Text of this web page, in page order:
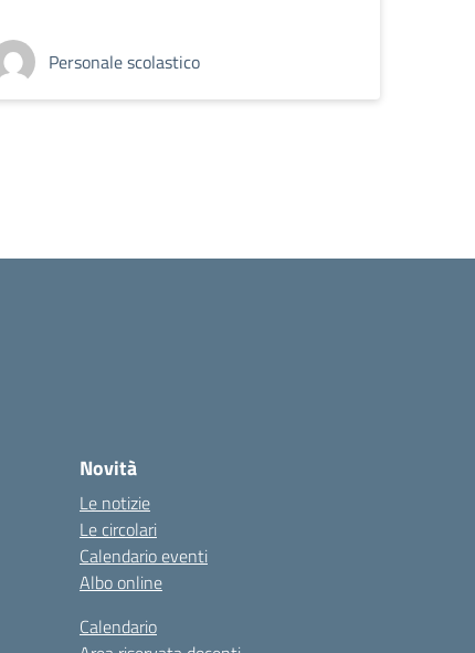
Personale scolastico
Novità
Le notizie
Le circolari
Calendario eventi
Albo online
Calendario